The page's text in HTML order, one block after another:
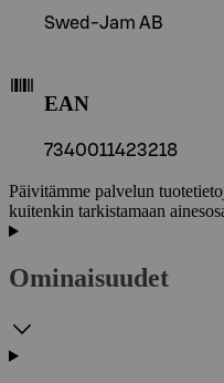
Swed-Jam AB
EAN
7340011423218
Päivitämme palvelun
kuitenkin tarkistamaan
Ominaisuudet